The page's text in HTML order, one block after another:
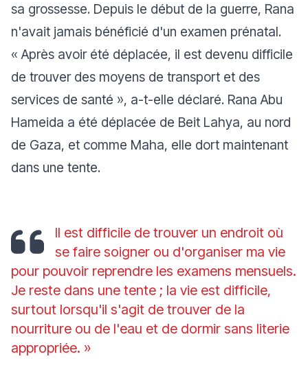
sa grossesse. Depuis le début de la guerre, Rana
n'avait jamais bénéficié d'un examen prénatal.
«Après avoir été déplacée, il est devenu difficile
de trouver des moyens de transport et des
services de santé », a-t-elle déclaré. Rana Abu
Hameida a été déplacée de Beit Lahya, au nord
de Gaza, et comme Maha, elle dort maintenant
dans une tente.
Il est difficile de trouver un endroit où
se faire soigner ou d'organiser ma vie
pour pouvoir reprendre les examens mensuels.
Je reste dans une tente ; la vie est difficile,
surtout lorsqu'il s'agit de trouver de la
nourriture ou de l'eau et de dormir sans literie
appropriée. »